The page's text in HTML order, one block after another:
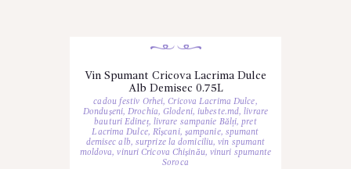
Vin Spumant Cricova Lacrima Dulce
Alb Demisec 0.75L
cadou festiv Orhei,Cricova Lacrima Dulce,
Dondușeni,Drochia,Glodeni, iubeste.md,livrare
bauturi Edineț, livrare sampanie Bălți,pret
Lacrima Dulce, Rîșcani, șampanie, spumant
demisec alb, surprize la domiciliu,vin spumant
moldova,vinuri Cricova Chișinău, vinuri spumante
Soroca